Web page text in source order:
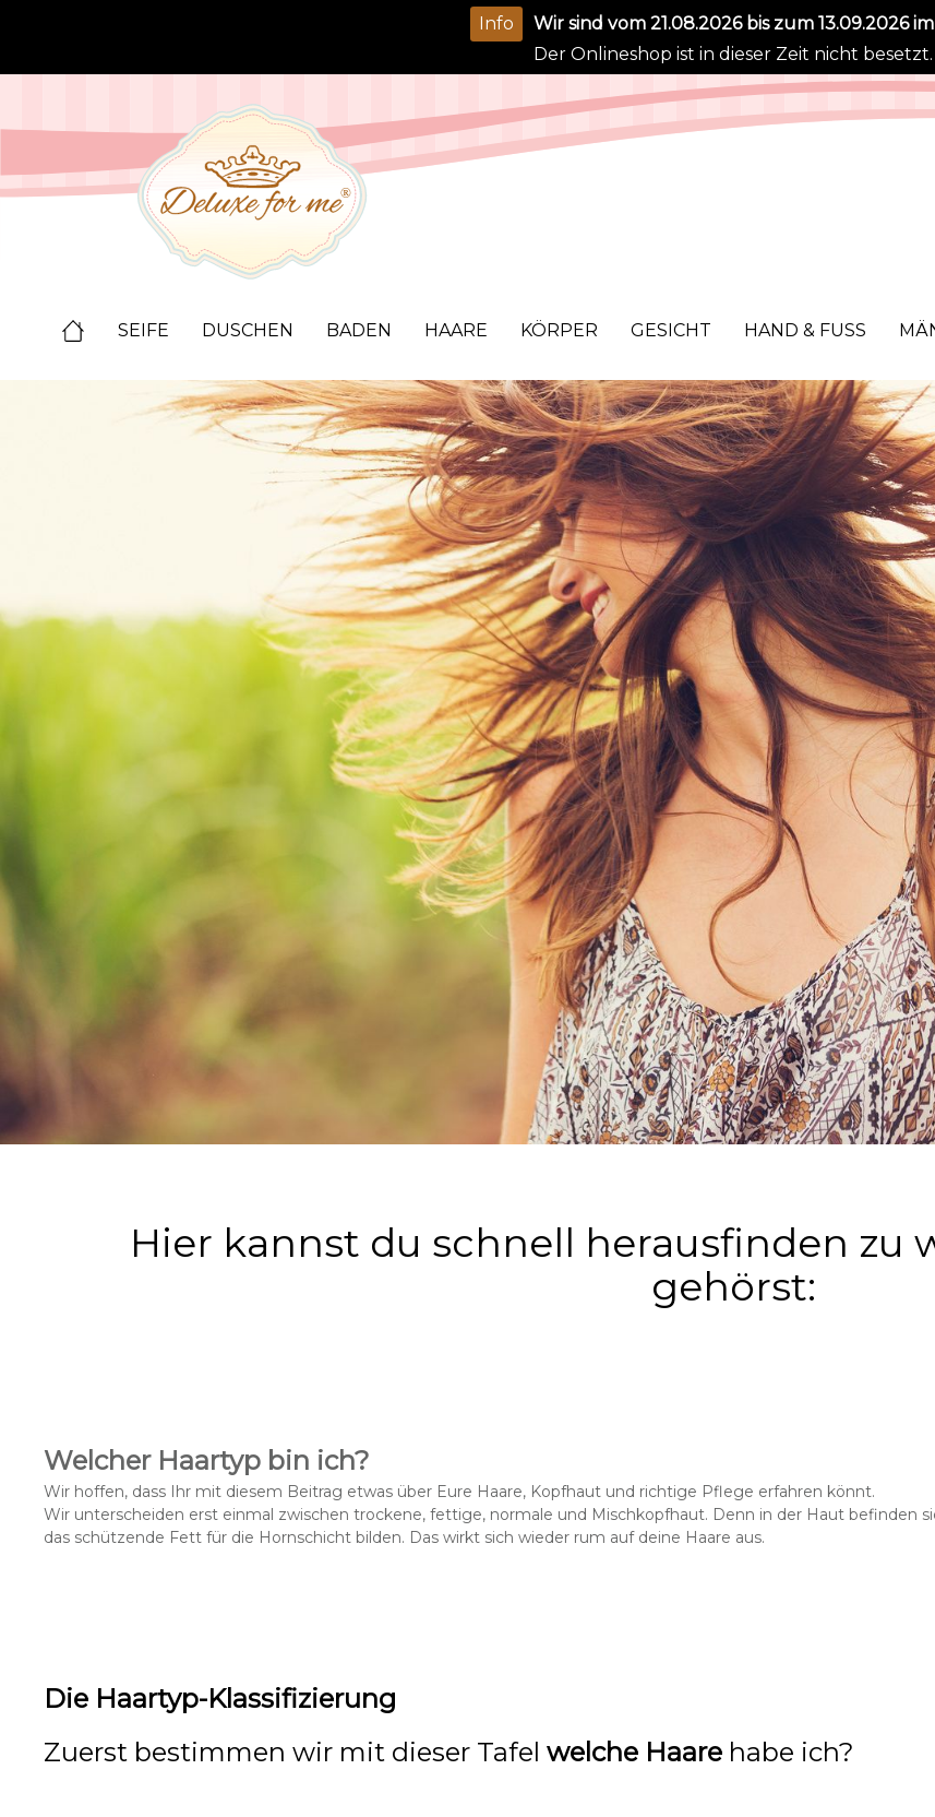
Info
Wir sind vom 21.08.2026 bis zum 13.09.2026
Der Onlineshop ist in dieser Zeit nicht besetzt.
SEIFE DUSCHEN BADEN HAARE KÖRPER GESICHT HAND & FUSS
Hier kannst du schnell herausfinden zu
gehörst:
Welcher Haartyp bin ich?
Wir hoffen, dass Ihr mit diesem Beitrag etwas über Eure Haare, Kopfhaut und richtige Pflege erfahren könnt.
Wir unterscheiden erst einmal zwischen trockene, fettige, normale und Mischkopfhaut. Denn in der Haut befinden
das schützende Fett für die Hornschicht bilden. Das wirkt sich wieder rum auf deine Haare aus.
Die Haartyp-Klassifizierung
Zuerst bestimmen wir mit dieser Tafel welche Haare habe ich?